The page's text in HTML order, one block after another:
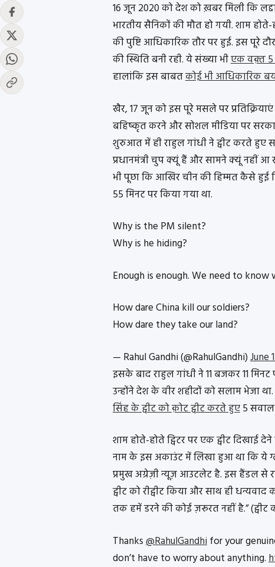
16 जून 2020 को देश को ख़बर मिली कि
भारतीय सैनिकों की मौत हो गयी. शाम
की पुष्टि आधिकारिक तौर पर हुई. इस पूरे
की स्थिति बनी रही. ये संख्या भीएक वक़्त 5
हालांकि इस बाबतकोई भी आधिकारिक
खैर, 17 जून को इस पूरे मसले पर
बहिष्कृत करने और सोशल मीडिया पर
शुरुआत में ही राहुल गांधी ने ट्वीट करते
प्रधानमंत्री चुप क्यूं हैं और सामने क्यूं नहीं
भी पूछा कि आखिर चीन की हिम्मत कैसे हुई
55 मिनट पर किया गया था.
Why is the PM silent?
Why is he hiding?
Enough is enough. We need to know
How dare China kill our soldiers?
How dare they take our land?
— Rahul Gandhi (@RahulGandhi)June
इसके बाद राहुल गांधी ने 11 बजकर 11
उन्होंने देश के वीर शहीदों को सलाम भेजा
सिंह के ट्वीट को क़ोट ट्वीट करते हुए5
शाम होते-होते ट्विटर पर एक ट्वीट दिखाई
नाम के इस अकाउंट में लिखा हुआ था कि ये
प्रमुख अग्रेज़ी न्यूज़ आउटलेट है. इस हैंडल से
ट्वीट को रीट्वीट किया और साथ ही
तक हमें डरने की कोई ज़रूरत नहीं है.” (ट्वीट
Thanks@RahulGandhifor your
don’t have to worry about anything.